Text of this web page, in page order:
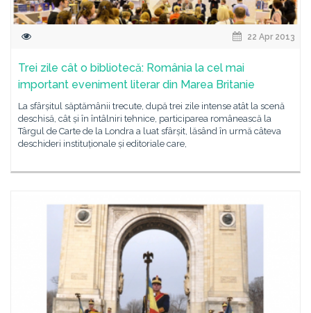
22 Apr 2013
Trei zile cât o bibliotecă: România la cel mai
important eveniment literar din Marea Britanie
La sfârșitul săptămânii trecute, după trei zile intense atât la scenă
deschisă, cât și în întâlniri tehnice, participarea românească la
Târgul de Carte de la Londra a luat sfârșit, lăsând în urmă câteva
deschideri instituționale și editoriale care,